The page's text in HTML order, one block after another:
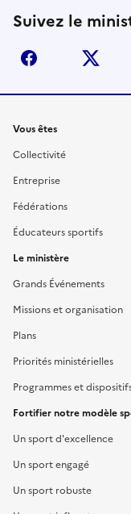
Suivez le
facebook
Liens
Vous êtes
Collectivité
Entreprise
Fédérations
Éducateurs sportifs
Le ministère
Grands Événements
Missions et organisation
Plans
Priorités ministérielles
Programmes et
Fortifier notre modèle
Un sport d'excellence
Un sport engagé
Un sport robuste